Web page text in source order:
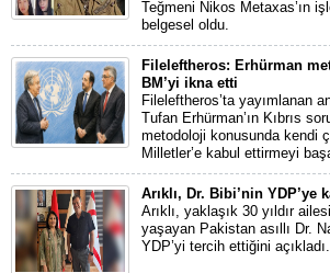
Teğmeni Nikos Metaxas’ın
belgesel oldu.
Fileleftheros: Erhürman
BM’yi ikna etti
Fileleftheros’ta yayımlanan
Tufan Erhürman’ın Kıbrıs
metodoloji konusunda kendi
Milletler’e kabul ettirmeyi
Arıklı, Dr. Bibi’nin YDP’ye
Arıklı, yaklaşık 30 yıldır
yaşayan Pakistan asıllı Dr.
YDP’yi tercih ettiğini açıkladı.